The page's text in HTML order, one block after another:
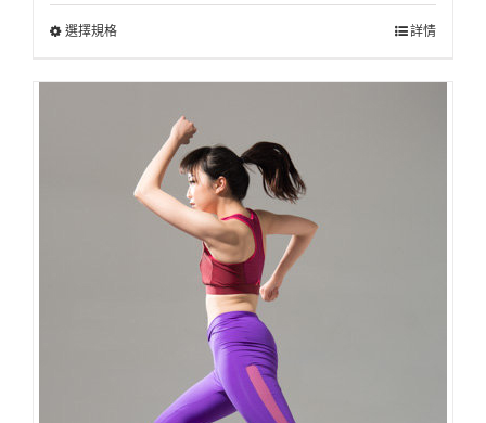
選擇規格 詳情